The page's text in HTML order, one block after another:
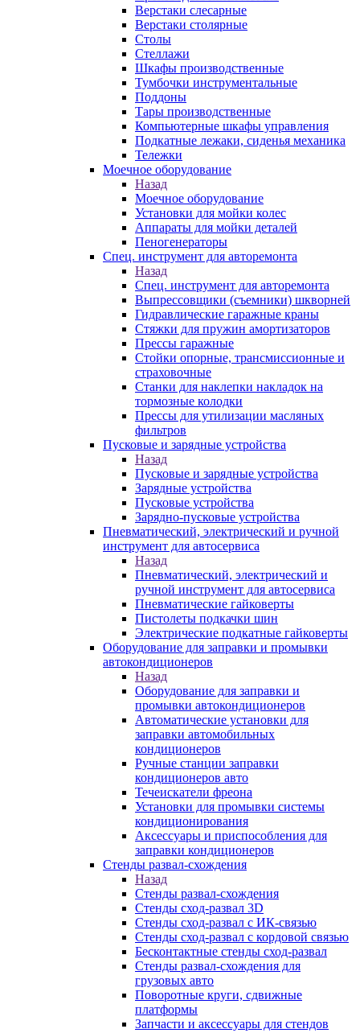
Верстаки слесарные
Верстаки столярные
Столы
Стеллажи
Шкафы производственные
Тумбочки инструментальные
Поддоны
Тары производственные
Компьютерные шкафы управления
Подкатные лежаки, сиденья механика
Тележки
Моечное оборудование
Назад
Моечное оборудование
Установки для мойки колес
Аппараты для мойки деталей
Пеногенераторы
Спец. инструмент для авторемонта
Назад
Спец. инструмент для авторемонта
Выпрессовщики (съемники) шкворней
Гидравлические гаражные краны
Стяжки для пружин амортизаторов
Прессы гаражные
Стойки опорные, трансмиссионные и
страховочные
Станки для наклепки накладок на
тормозные колодки
Прессы для утилизации масляных
фильтров
Пусковые и зарядные устройства
Назад
Пусковые и зарядные устройства
Зарядные устройства
Пусковые устройства
Зарядно-пусковые устройства
Пневматический, электрический и ручной
инструмент для автосервиса
Назад
Пневматический, электрический и
ручной инструмент для автосервиса
Пневматические гайковерты
Пистолеты подкачки шин
Электрические подкатные гайковерты
Оборудование для заправки и промывки
автокондиционеров
Назад
Оборудование для заправки и
промывки автокондиционеров
Автоматические установки для
заправки автомобильных
кондиционеров
Ручные станции заправки
кондиционеров авто
Течеискатели фреона
Установки для промывки системы
кондиционирования
Аксессуары и приспособления для
заправки кондиционеров
Стенды развал-схождения
Назад
Стенды развал-схождения
Стенды сход-развал 3D
Стенды сход-развал с ИК-связью
Стенды сход-развал с кордовой связью
Бесконтактные стенды сход-развал
Стенды развал-схождения для
грузовых авто
Поворотные круги, сдвижные
платформы
Запчасти и аксессуары для стендов